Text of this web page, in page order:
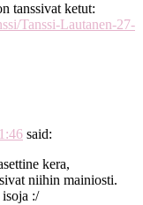
tanssivat ketut:
Tanssi-Lautanen-27-
said:
kera,
niihin mainiosti.
:/